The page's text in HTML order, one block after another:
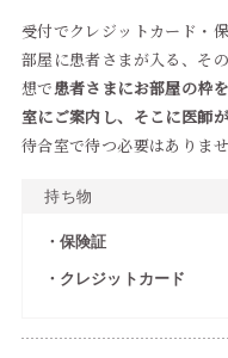
受付でクレジットカード・
部屋に患者さまが入る、そ
想で患者さまにお部屋の枠
室にご案内し、そこに医師が
待合室で待つ必要はありませ
持ち物
保険証
クレジットカード